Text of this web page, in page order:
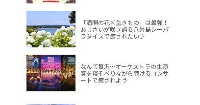
「満開の花×生きもの」は最強！
あじさいが咲き誇る八景島シーパ
ラダイスで癒されたい♪
なんて贅沢…オーケストラの生演
奏を寝そべりながら聴けるコンサ
ートで癒されよう